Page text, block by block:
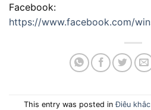
Facebook:
https://www.facebook.com/
This entry was posted inĐiêu